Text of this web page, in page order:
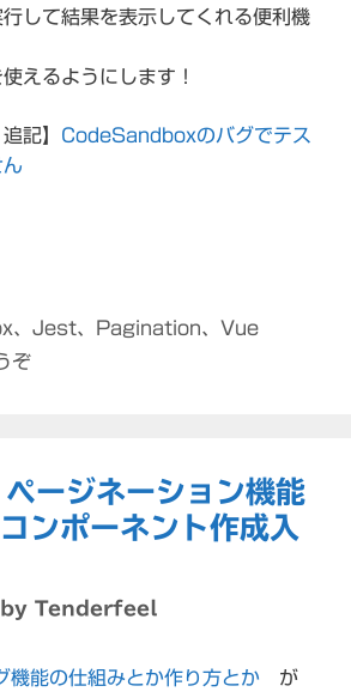
して結果を表示してくれる便利機
えるようにします！
記】 CodeSandboxのバグでテス
ん
、 Jest、 Pagination、 Vue
ぞ
ージネーション機能
ンポーネント作成入
by Tenderfeel
機能の仕組みとか作り方とか が